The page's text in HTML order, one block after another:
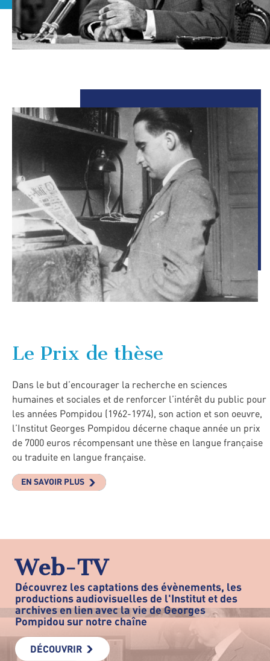
Le Prix de thèse
Dans le but d’encourager la recherche en sciences
humaines et sociales et de renforcer l’intérêt du public pour
les années Pompidou (1962-1974), son action et son oeuvre,
l’Institut Georges Pompidou décerne chaque année un prix
de 7000 euros récompensant une thèse en langue française
ou traduite en langue française.
EN SAVOIR PLUS
Web-TV
Découvrez les captations des évènements, les
productions audiovisuelles de l'Institut et des
archives en lien avec la vie de Georges
Pompidou sur notre chaîne
DÉCOUVRIR